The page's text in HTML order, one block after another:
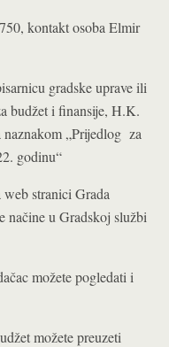
kontakt osoba Elmir
gradske uprave ili
budžet i finansije, H.K.
naznakom „Prijedlog za
godinu“
stranici Grada
načine u Gradskoj službi
možete pogledati i
možete preuzeti